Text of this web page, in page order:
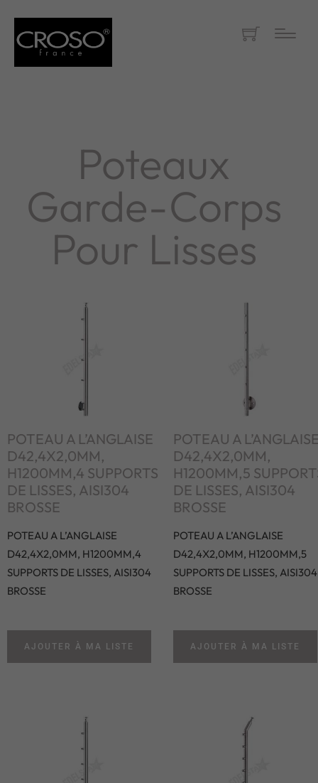
Poteaux
Garde-Corps
Pour Lisses
POTEAU A L’ANGLAISE
D42,4X2,0MM,
H1200MM,4 SUPPORTS
DE LISSES, AISI304
BROSSE
POTEAU A L’ANGLAISE
D42,4X2,0MM, H1200MM,4
SUPPORTS DE LISSES, AISI304
BROSSE
AJOUTER À MA LISTE
POTEAU A
D42,4X2,0MM,
H1200MM,5
DE LISSES, AISI304
BROSSE
POTEAU A L’ANGLAISE
D42,4X2,0MM, H1200MM,5
SUPPORTS DE LISSES, AISI304
BROSSE
AJOUTER À MA LISTE